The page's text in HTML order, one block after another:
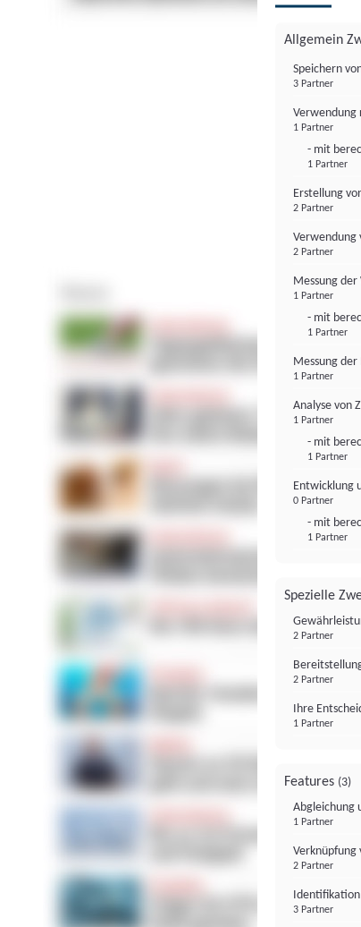
Allgemein
Speichern
3 Partner
Verwendung
1 Partner
- mit
1 Partner
Erstellung
2 Partner
Verwendung
2 Partner
Messung
1 Partner
- mit
1 Partner
Messung
1 Partner
Analyse von
1 Partner
- mit
1 Partner
Entwicklung
0 Partner
- mit
1 Partner
Spezielle
2 Partner
2 Partner
Ihre
1 Partner
Features (3)
Abgleichung
1 Partner
Verknüpfung
2 Partner
3 Partner